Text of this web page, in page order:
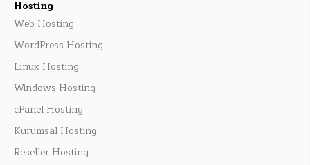
Hosting
Web Hosting
WordPress Hosting
Linux Hosting
Windows Hosting
cPanel Hosting
Kurumsal Hosting
Reseller Hosting